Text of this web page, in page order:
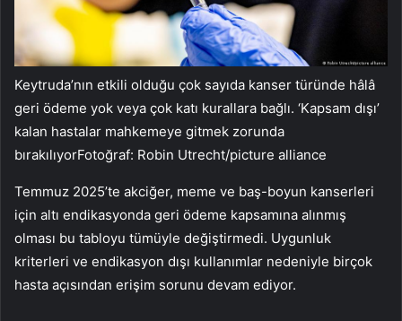
Keytruda’nın etkili olduğu çok sayıda kanser türünde hâlâ
geri ödeme yok veya çok katı kurallara bağlı. ‘Kapsam dışı’
kalan hastalar mahkemeye gitmek zorunda
bırakılıyorFotoğraf: Robin Utrecht/picture alliance
Temmuz 2025’te akciğer, meme ve baş-boyun kanserleri
için altı endikasyonda geri ödeme kapsamına alınmış
olması bu tabloyu tümüyle değiştirmedi. Uygunluk
kriterleri ve endikasyon dışı kullanımlar nedeniyle birçok
hasta açısından erişim sorunu devam ediyor.